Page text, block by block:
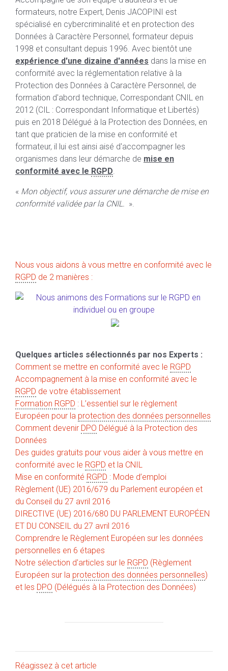
formateurs, notre Expert, Denis JACOPINI est
spécialisé en cybercriminalité et en protection des
Données à Caractère Personnel, formateur depuis
1998 et consultant depuis 1996. Avec bientôt une
expérience d'une dizaine d'années dans la mise en
conformité avec la réglementation relative à la
Protection des Données à Caractère Personnel, de
formation d'abord technique, Correspondant CNIL en
2012 (CIL : Correspondant Informatique et Libertés)
puis en 2018 Délégué à la Protection des Données, en
tant que praticien de la mise en conformité et
formateur, il lui est ainsi aisé d'accompagner les
organismes dans leur démarche de mise en
conformité avec le RGPD.
« Mon objectif, vous assurer une démarche de mise en
conformité validée par la CNIL. ».
Nous vous aidons à vous mettre en conformité avec le
RGPD de 2 manières :
Quelques articles sélectionnés par nos Experts :
Comment se mettre en conformité avec le RGPD
Accompagnement à la mise en conformité avec le
RGPD de votre établissement
Formation RGPD : L’essentiel sur le règlement
Européen pour la protection des données personnelles
Comment devenir DPO Délégué à la Protection des
Données
Des guides gratuits pour vous aider à vous mettre en
conformité avec le RGPD et la CNIL
Mise en conformité RGPD : Mode d’emploi
Règlement (UE) 2016/679 du Parlement européen et
du Conseil du 27 avril 2016
DIRECTIVE (UE) 2016/680 DU PARLEMENT EUROPÉEN
ET DU CONSEIL du 27 avril 2016
Comprendre le Règlement Européen sur les données
personnelles en 6 étapes
Notre sélection d'articles sur le RGPD (Règlement
Européen sur la protection des données personnelles)
et les DPO (Délégués à la Protection des Données)
Réagissez à cet article